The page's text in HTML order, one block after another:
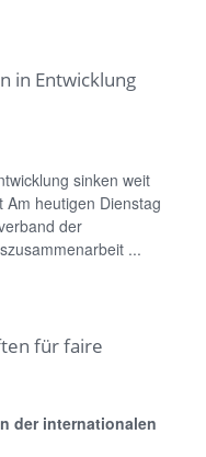
in Entwicklung
sinken weit
heutigen Dienstag
der
...
für faire
der internationalen